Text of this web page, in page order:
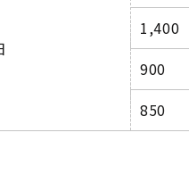
1,400
900
850